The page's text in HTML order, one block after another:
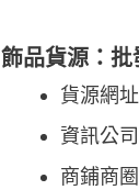
飾品貨源：批
貨源網址
資訊公
商鋪商